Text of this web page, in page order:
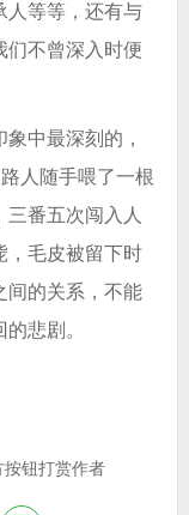
人等等，还有与
们不曾深入时便
中最深刻的，
人随手喂了一根
番五次闯入人
，毛皮被留下时
间的关系，不能
悲剧。
钮打赏作者